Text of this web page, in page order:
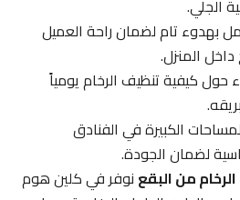
تام لضمان راحة العميل
المنزل.
كيفية تنظيف الرخام يومياً
الكبيرة في الفنادق
لضمان الجودة.
من البقعنوفر في كلين هوم